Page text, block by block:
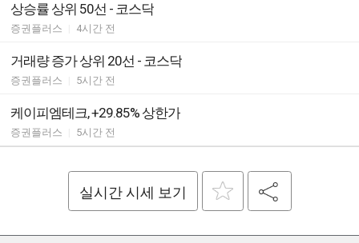
상승률 상위 50선 - 코스닥
증권플러스 4시간 전
거래량 증가 상위 20선 - 코스닥
증권플러스 5시간 전
케이피엠테크, +29.85% 상한가
증권플러스 5시간 전
실시간 시세 보기